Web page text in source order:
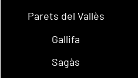
Parets del Vallès
Gallifa
Sagàs